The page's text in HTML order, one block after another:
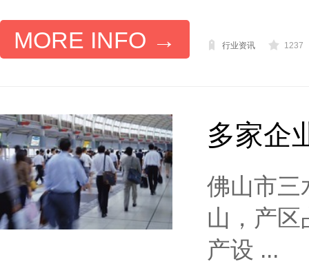
MORE INFO →
行业资讯 1237
多家企
佛山市三
山，产区
产设 ...